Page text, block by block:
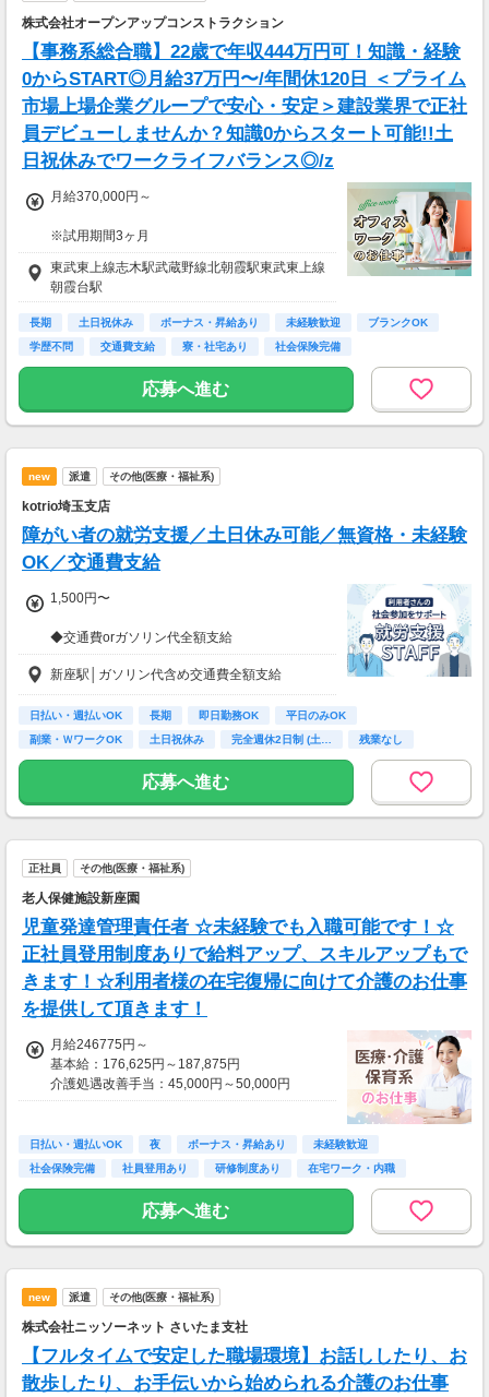
株式会社オープンアップコンストラクション
【事務系総合職】22歳で年収444万円可！知識・経験
0からSTART◎月給37万円〜/年間休120日 ＜プライム
市場上場企業グループで安心・安定＞建設業界で正社
員デビューしませんか？知識0からスタート可能!!土
日祝休みでワークライフバランス◎/z
月給370,000円～
※試用期間3ヶ月
待遇に変わりありません。
▽月給額に下記の一律手当含む
■エリア職種手当／1万2,000円～3万円
■残業手当(超過分)
■引越手当／3万円（支給条件あり）
大4万円／月 支給
年収444万円／22歳／入社1年目
年収520万円／28歳／入社3年目
年収600万円／32歳／入社5年目
年収790万円／36歳／入社9年目
東武東上線志木駅武蔵野線北朝霞駅東武東上線
朝霞台駅
長期 土日祝休み ボーナス・昇給あり 未経験歓迎
ブランクOK
学歴不問
交通費支給 寮・社宅あり 社会保険完備
応募へ進む
new 派遣 その他(医療・福祉系)
kotrio埼玉支店
障がい者の就労支援／土日休み可能／無資格・未経験
OK／交通費支給
1,500円〜
◆交通費orガソリン代全額支給
◆各種社会保険完備
◆資格支援制度有
◆日払い・週払い制度（各規定有）
急な出費にあんしんの制度です。
新座駅│ガソリン代含め交通費全額支給
日払い・週払いOK 長期 即日勤務OK
平日のみOK
副業・ＷワークOK
土日祝休み 完全週休2日制 (土…
残業なし
ボーナス・昇給あり
応募へ進む
正社員 その他(医療・福祉系)
老人保健施設新座園
児童発達管理責任者 ☆未経験でも入職可能です！☆
正社員登用制度ありで給料アップ、スキルアップもで
きます！☆利用者様の在宅復帰に向けて介護のお仕事
を提供して頂きます！
月給246775円～
基本給：176,625円～187,875円
介護処遇改善手当：45,000円～50,000円
介護手当：8,000円～10,000円
50円、（日祝）25,050円
日払い・週払いOK 夜 ボーナス・昇給あり
未経験歓迎
社会保険完備
社員登用あり 研修制度あり
在宅ワーク・内職
資格を活かせる
応募へ進む
new 派遣 その他(医療・福祉系)
株式会社ニッソーネット さいたま支社
【フルタイムで安定した職場環境】お話ししたり、お
散歩したり、お手伝いから始められる介護のお仕事